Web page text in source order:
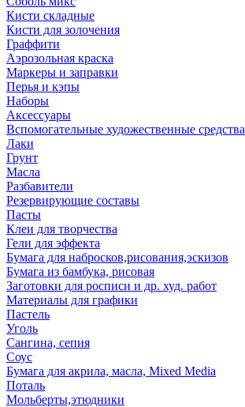
Кисти складные
Кисти для золочения
Граффити
Аэрозольная краска
Маркеры и заправки
Перья и кэпы
Наборы
Аксессуары
Вспомогательные художественные средства
Лаки
Грунт
Масла
Разбавители
Резервирующие составы
Пасты
Клеи для творчества
Гели для эффекта
Бумага для набросков,рисования,эскизов
Бумага из бамбука, рисовая
Заготовки для росписи и др. худ. работ
Материалы для графики
Пастель
Уголь
Сангина, сепия
Соус
Бумага для акрила, масла, Mixed Media
Поталь
Мольберты,этюдники